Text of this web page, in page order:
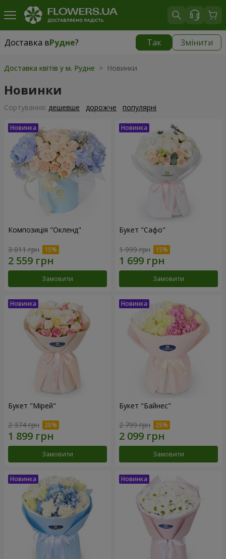
Доставка вРудне? Так Змінити
Доставка вРудне
Доставка квітів у м. Рудне > Новинки
Новинки
Сортування: дешевше дорожче популярні
Композиція "Окленд"
3 011 грн
Замовити
Букет "Сафо"
1 999 грн
Замовити
Букет "Мірей"
2 374 грн
Замовити
Букет "Байнес"
2 799 грн
Замовити